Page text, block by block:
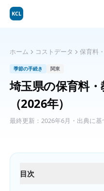
KCL
ホーム コストデータ 保育料
季節の手続き 関東
埼玉県の保育料
（2026年）
最終更新： 2026年6月 ・出典に
目次